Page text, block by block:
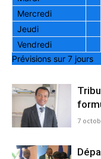
Mercredi
Jeudi
Vendredi
Prévisions sur 7 jours
7